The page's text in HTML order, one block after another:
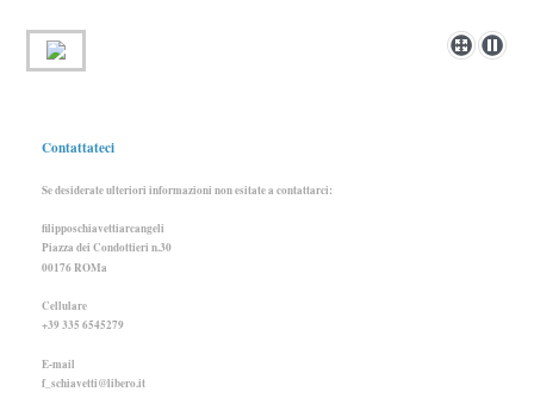
Contattateci
Se desiderate ulteriori informazioni non esitate a contattarci:
filipposchiavettiarcangeli
Piazza dei Condottieri n.30
00176 ROMa
Cellulare
+39 335 6545279
E-mail
f_schiavetti@libero.it